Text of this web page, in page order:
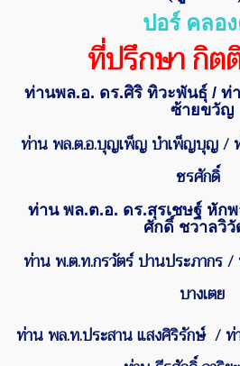
ปอร์ คลอ
ที่ปรึกษา กิต
ท่านพล.อ. ดร.ศิริ ทิวะพันธุ์/ ท่
ซ้ายขวัญ
ท่าน พล.ต.อ.บุญเพ็ญ บำเพ็ญบุญ/
ชรศักดิ์
ท่าน พล.ต.อ. ดร.สุรเชษฐ์ หัก
ศักดิ์ ชวาลวิ
ท่าน พ.ต.ท.กรวัตร์ ปานประภากร/
บางเตย
ท่าน พล.ท.ประสาน แสงศิริรักษ์ /